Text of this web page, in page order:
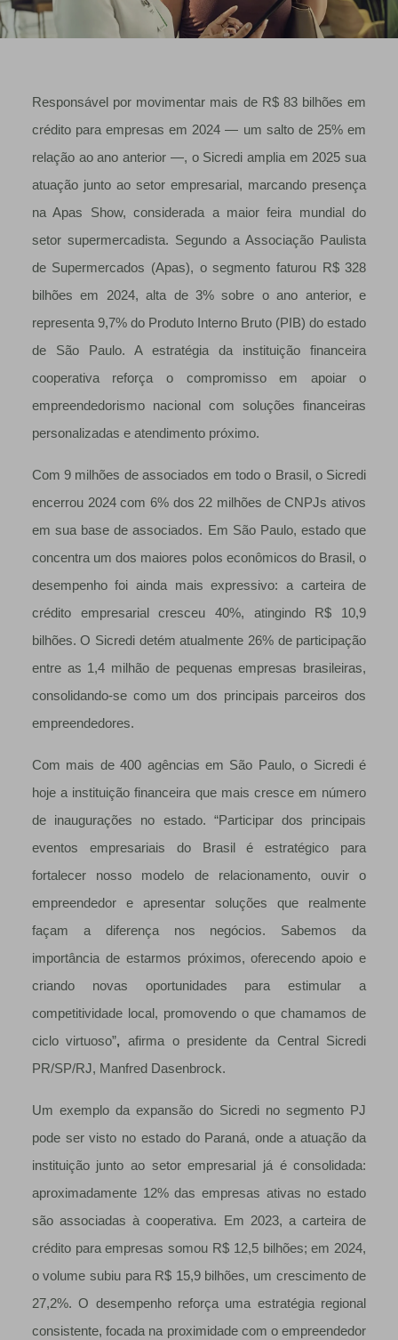
Responsável por movimentar mais de R$ 83 bilhões em
crédito para empresas em 2024 — um salto de 25% em
relação ao ano anterior —, o Sicredi amplia em 2025 sua
atuação junto ao setor empresarial, marcando presença
na Apas Show, considerada a maior feira mundial do
setor supermercadista. Segundo a Associação Paulista
de Supermercados (Apas), o segmento faturou R$ 328
bilhões em 2024, alta de 3% sobre o ano anterior, e
representa 9,7% do Produto Interno Bruto (PIB) do estado
de São Paulo. A estratégia da instituição financeira
cooperativa reforça o compromisso em apoiar o
empreendedorismo nacional com soluções financeiras
personalizadas e atendimento próximo.
Com 9 milhões de associados em todo o Brasil, o Sicredi
encerrou 2024 com 6% dos 22 milhões de CNPJs ativos
em sua base de associados. Em São Paulo, estado que
concentra um dos maiores polos econômicos do Brasil, o
desempenho foi ainda mais expressivo: a carteira de
crédito empresarial cresceu 40%, atingindo R$ 10,9
bilhões. O Sicredi detém atualmente 26% de participação
entre as 1,4 milhão de pequenas empresas brasileiras,
consolidando-se como um dos principais parceiros dos
empreendedores.
Com mais de 400 agências em São Paulo, o Sicredi é
hoje a instituição financeira que mais cresce em número
de inaugurações no estado. “Participar dos principais
eventos empresariais do Brasil é estratégico para
fortalecer nosso modelo de relacionamento, ouvir o
empreendedor e apresentar soluções que realmente
façam a diferença nos negócios. Sabemos da
importância de estarmos próximos, oferecendo apoio e
criando novas oportunidades para estimular a
competitividade local, promovendo o que chamamos de
ciclo virtuoso”,afirma o presidente da Central Sicredi
PR/SP/RJ, Manfred Dasenbrock.
Um exemplo da expansão do Sicredi no segmento PJ
pode ser visto no estado do Paraná, onde a atuação da
instituição junto ao setor empresarial já é consolidada:
aproximadamente 12% das empresas ativas no estado
são associadas à cooperativa. Em 2023, a carteira de
crédito para empresas somou R$ 12,5 bilhões; em 2024,
o volume subiu para R$ 15,9 bilhões, um crescimento de
27,2%. O desempenho reforça uma estratégia regional
consistente, focada na proximidade com o empreendedor